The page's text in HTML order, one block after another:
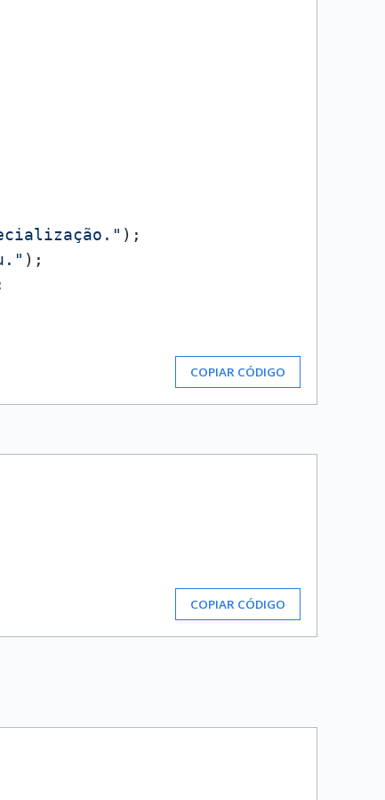
);
);
COPIAR CÓDIGO
COPIAR CÓDIGO